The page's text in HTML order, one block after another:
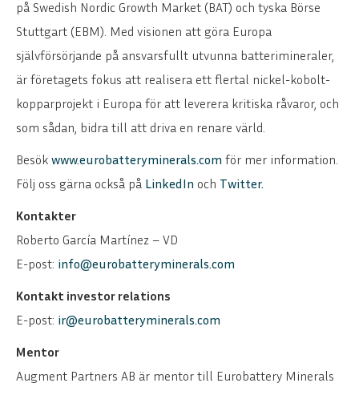
på Swedish Nordic Growth Market (BAT) och tyska Börse
Stuttgart (EBM). Med visionen att göra Europa
självförsörjande på ansvarsfullt utvunna batterimineraler,
är företagets fokus att realisera ett flertal nickel-kobolt-
kopparprojekt i Europa för att leverera kritiska råvaror, och
som sådan, bidra till att driva en renare värld.
Besök www.eurobatteryminerals.com för mer information.
Följ oss gärna också på LinkedIn och Twitter.
Kontakter
Roberto García Martínez – VD
E-post: info@eurobatteryminerals.com
Kontakt investor relations
E-post: ir@eurobatteryminerals.com
Mentor
Augment Partners AB är mentor till Eurobattery Minerals